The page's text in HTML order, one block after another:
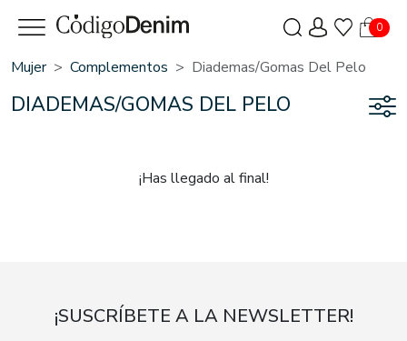
0
Mujer Complementos Diademas/gomas Del Pelo
DIADEMAS/GOMAS DEL PELO
¡Has llegado al final!
¡SUSCRÍBETE A LA NEWSLETTER!